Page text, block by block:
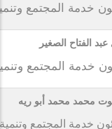
خدمة المجتمع
عبد الفتاح الصغير
خدمة المجتمع
محمد محمد أبو ريه
خدمة المجتمع وتنمية